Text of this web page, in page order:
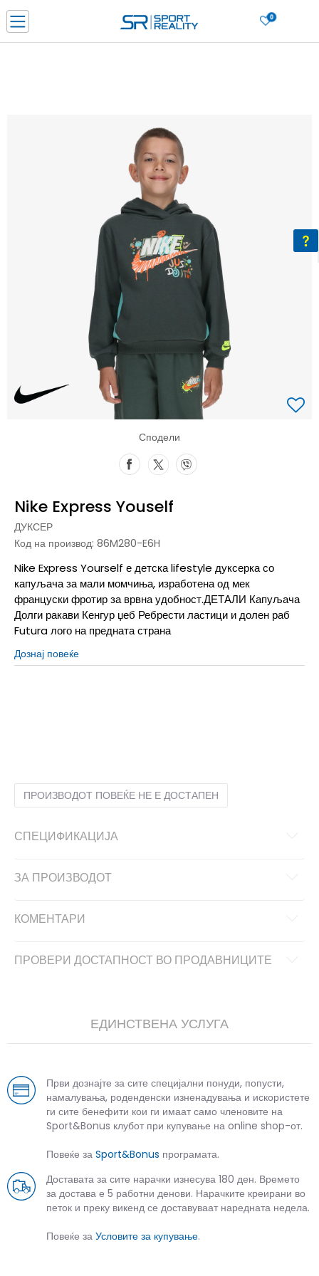
0
ДОЗНАЈ ПОВЕЌЕ
Ценовник
ДОЗНАЈ ПОВЕЌЕ
Сподели
Nike Express Youself
ДУКСЕР
Код на производ: 86M280-E6H
Nike Express Yourself е детска lifestyle дуксерка со
капуљача за мали момчиња, изработена од мек
француски фротир за врвна удобност.ДЕТАЛИ Капуљача
Долги ракави Кенгур џеб Ребрести ластици и долен раб
Futura лого на предната страна
Дознај повеќе
ПРОИЗВОДОТ ПОВЕЌЕ НЕ Е ДОСТАПЕН
СПЕЦИФИКАЦИЈА
ЗА ПРОИЗВОДОТ
КОМЕНТАРИ
ПРОВЕРИ ДОСТАПНОСТ ВО ПРОДАВНИЦИТЕ
ЕДИНСТВЕНА УСЛУГА
Први дознајте за сите специјални понуди, попусти,
намалувања, роденденски изненадувања и искористете
ги сите бенефити кои ги имаат само членовите на
Sport&Bonus клубот при купување на online shop-от.
Повеќе за Sport&Bonus програмата.
Доставата за сите нарачки изнесува 180 ден. Времето
за достава е 5 работни денови. Нарачките креирани во
петок и преку викенд се доставуваат наредната недела.
Повеќе за Условите за купување.